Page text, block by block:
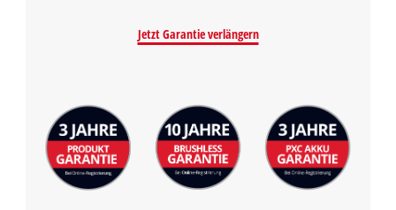
Jetzt Garantie verlängern